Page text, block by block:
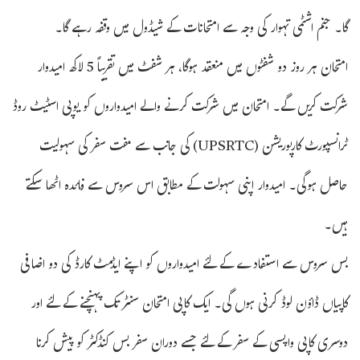
گا۔ جنم اشٹمی تہوار کی وجہ سے امتحانات کے شیڈول میں وقفہ رہے گا۔
امتحان ہر روز دو شفٹوں میں منعقد ہوگا، ہر شفٹ میں تقریباً 5 لاکھ امیدوار
شرکت کریں گے۔ امتحان میں شرکت کرنے والے امیدواروں کو یوپی اسٹیٹ روڈ
ٹرانسپورٹ کارپوریشن (UPSRTC) کی جانب سے مفت سفر کی سہولیت
حاصل ہوگی۔ امیدوار اپنی سہولت کے مطابق اس سروس سے فائدہ اٹھا سکتے
ہیں۔
بس سروس سے استفادے کے لئے امیدواروں کو اپنے ایڈمٹ کارڈ کی دو اضافی
کاپیاں ڈاؤن لوڈ کرنی ہوں گی۔ ایک کاپی امتحان سنٹر تک پہنچنے کے لئے اور
دوسری کاپی واپسی کے سفر کے لئے جسے دوران سفر بس کنڈکٹر کو پیش کرنا